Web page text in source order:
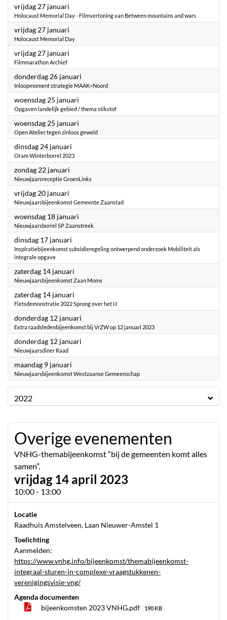
vrijdag 27 januari
Holocaust Memorial Day - Filmvertoning van Between mountains and wars
vrijdag 27 januari
Holocaust Memorial Day
vrijdag 27 januari
Filmmarathon Archief
donderdag 26 januari
Inloopmoment strategie MAAK>Noord
woensdag 25 januari
Opgaven landelijk gebied / thema stikstof
woensdag 25 januari
Open Atelier tegen zinloos geweld
dinsdag 24 januari
Oram Winterborrel 2023
zondag 22 januari
Nieuwjaarsreceptie GroenLinks
vrijdag 20 januari
Nieuwjaarsbijeenkomst Gemeente Zaanstad
woensdag 18 januari
Nieuwjaarsborrel SP Zaanstreek
dinsdag 17 januari
Inspiratiebijeenkomst subsidieregeling ontwerpend onderzoek Mobiliteit als
integrale opgave
zaterdag 14 januari
Nieuwjaarsbijeenkomst Zaan Moms
zaterdag 14 januari
Fietsdemonstratie 2022 Sprong over het IJ
donderdag 12 januari
Extra raadsledenbijeenkomst bij VrZW op 12 januari 2023
donderdag 12 januari
Nieuwjaarsdiner Raad
maandag 9 januari
Nieuwjaarsbijeenkomst Westzaanse Gemeenschap
2022
Overige evenementen
VNHG-themabijeenkomst “bij de gemeenten komt alles
samen”.
vrijdag 14 april 2023
10:00 - 13:00
Locatie
Raadhuis Amstelveen, Laan Nieuwer-Amstel 1
Toelichting
Aanmelden:
https://www.vnhg.info/bijeenkomst/themabijeenkomst-
integraal-sturen-in-complexe-vraagstukkenen-
verenigingsvisie-vng/
Agenda documenten
bijeenkomsten 2023 VNHG.pdf
190 KB